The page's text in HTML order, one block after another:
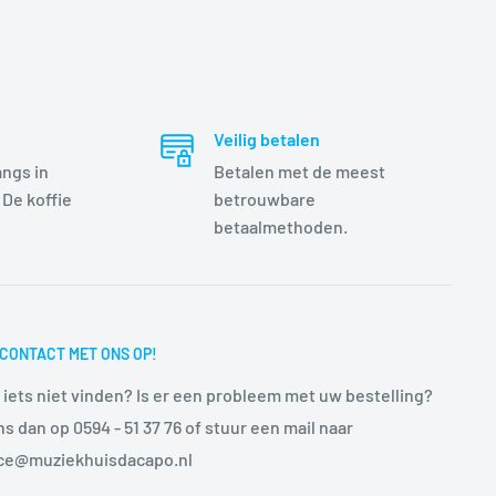
in
koffie
Veilig betalen
Betalen met de meest
betrouwbare
betaalmethoden.
MET ONS OP!
iets niet vinden? Is er een probleem met uw bestelling?
dan op 0594 - 51 37 76 of stuur een mail naar